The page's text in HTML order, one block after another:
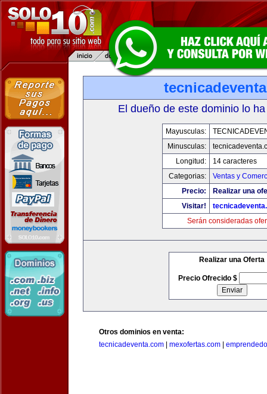
El dueño de este dominio lo
Mayusculas:
Minusculas:
Longitud:
14 caracteres
Categorias:
Ventas y
Precio:
Realizar una
Visitar!
Serán consideradas
Realizar una Oferta
Precio Ofrecido $
Otros dominios en venta:
tecnicadeventa.com
mexofertas.com